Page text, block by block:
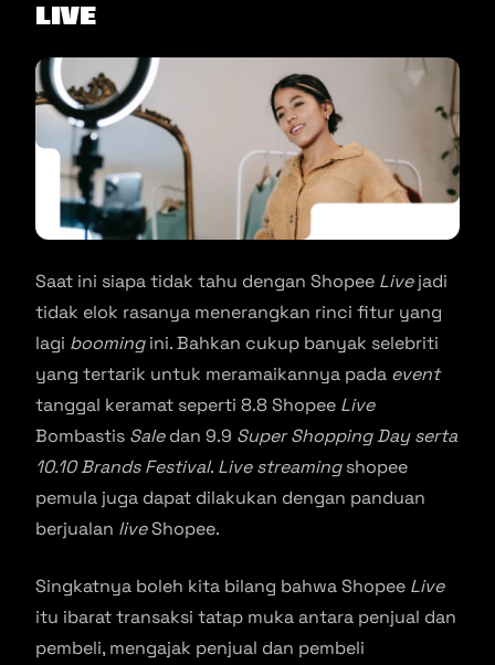
Live
Saat ini siapa tidak tahu dengan Shopee Livejadi
tidak elok rasanya menerangkan rinci fitur yang
lagi boomingini. Bahkan cukup banyak selebriti
yang tertarik untuk meramaikannya pada event
tanggal keramat seperti 8.8 Shopee Live
Bombastis Saledan 9.9 Super Shopping Day serta
10.10 Brands Festival. Live streamingshopee
pemula juga dapat dilakukan dengan panduan
berjualan liveShopee.
Singkatnya boleh kita bilang bahwa Shopee Live
itu ibarat transaksi tatap muka antara penjual dan
pembeli, mengajak penjual dan pembeli